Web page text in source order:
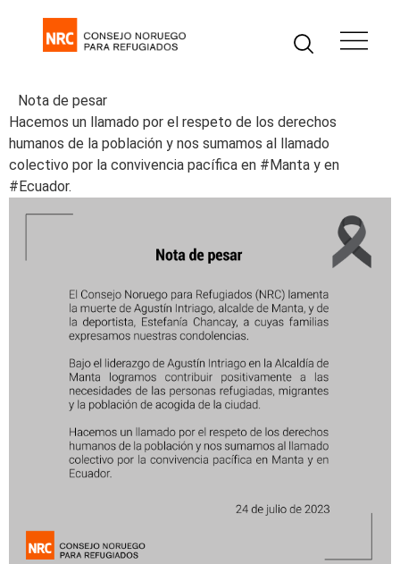
Nota de pesar
Hacemos un llamado por el respeto de los derechos
humanos de la población y nos sumamos al llamado
colectivo por la convivencia pacífica en #Manta y en
#Ecuador.